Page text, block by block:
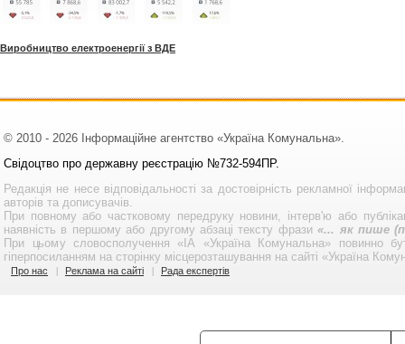
Виробництво електроенергії з ВДЕ
© 2010 - 2026 Інформаційне агентство «Україна Комунальна».
Свідоцтво про державну реєстрацію №732-594ПР.
Редакція не несе відповідальності за достовірність рекламної
авторів та дописувачів.
При повному або частковому передруку новини, інтерв'ю або
наявність в першому або другому абзаці тексту фрази«... як пише
При цьому словосполучення «ІА «Україна Комунальна» повинно
гіперпосиланням на сторінку місцерозташування на сайті «Україна
Про нас Реклама на сайті Рада експертів